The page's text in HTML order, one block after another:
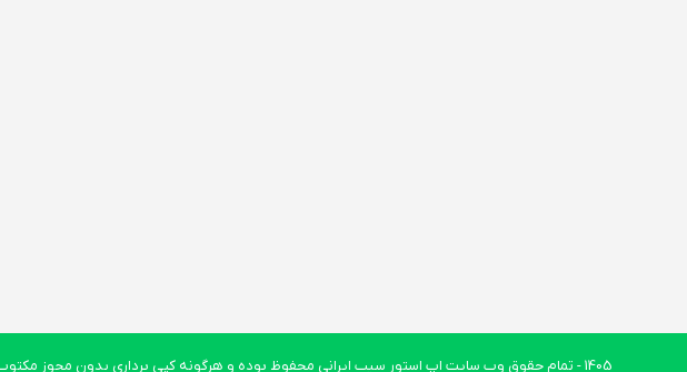
1405- تمام حقوق وب سایت اپ استور سیب ایرانی محفوظ بوده و هرگونه کپی برداری بدون مجوز مکتوب